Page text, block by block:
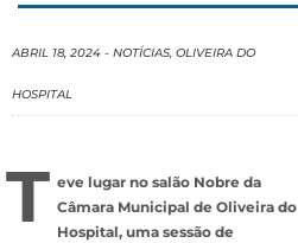
ABRIL 18, 2024 - NOTÍCIAS, OLIVEIRA DO
HOSPITAL
T eve lugar no salão Nobre da
Câmara Municipal de Oliveira do
Hospital, uma sessão de